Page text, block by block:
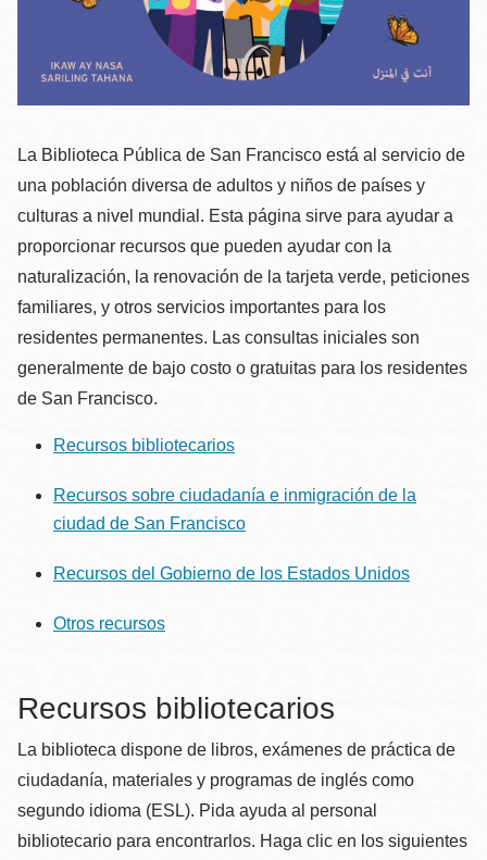
La Biblioteca Pública de San Francisco está al servicio de
una población diversa de adultos y niños de países y
culturas a nivel mundial. Esta página sirve para ayudar a
proporcionar recursos que pueden ayudar con la
naturalización, la renovación de la tarjeta verde, peticiones
familiares, y otros servicios importantes para los
residentes permanentes. Las consultas iniciales son
generalmente de bajo costo o gratuitas para los residentes
de San Francisco.
Recursos bibliotecarios
Recursos sobre ciudadanía e inmigración de la
ciudad de San Francisco
Recursos del Gobierno de los Estados Unidos
Otros recursos
Recursos bibliotecarios
La biblioteca dispone de libros, exámenes de práctica de
ciudadanía, materiales y programas de inglés como
segundo idioma (ESL). Pida ayuda al personal
bibliotecario para encontrarlos. Haga clic en los siguientes